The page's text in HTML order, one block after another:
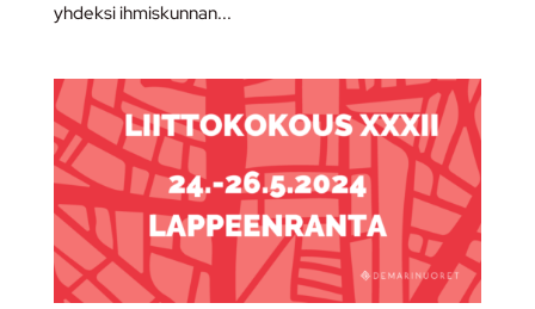
yhdeksi ihmiskunnan...